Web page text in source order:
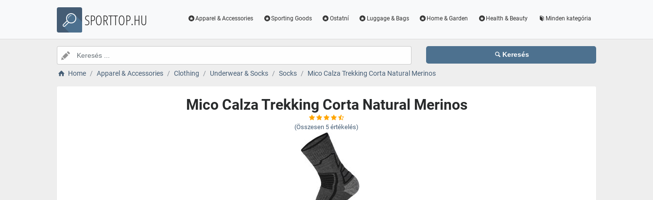
SPORTTOP.HU Apparel & Accessories Sporting Goods Ostatní Luggage & Bags Home & Garden Health & Beauty Minden kategória
Keresés
Home Apparel & Accessories Clothing Underwear & Socks Socks Mico Calza Trekking Corta Natural Merinos
Mico Calza Trekking Corta Natural Merinos
(Összesen 5 értékelés)